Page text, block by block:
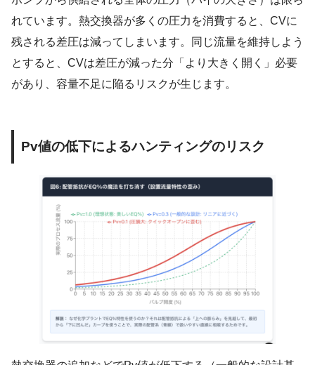
れています。熱交換器が多くの圧力を消費すると、CVに
残される差圧は減ってしまいます。同じ流量を維持しよう
とすると、CVは差圧が減った分「より大きく開く」必要
があり、容量不足に陥るリスクが生じます。
Pv値の低下によるハンティングのリスク